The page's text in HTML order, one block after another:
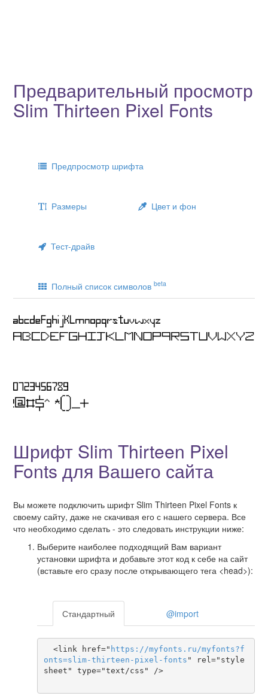
Предварительный просмотр
Slim Thirteen Pixel Fonts
Предпросмотр шрифта
Размеры Цвет и фон
Тест-драйв
Полный список символов beta
Шрифт Slim Thirteen Pixel
Fonts для Вашего сайта
Вы можете подключить шрифт Slim Thirteen Pixel Fonts к
своему сайту, даже не скачивая его с нашего сервера. Все
что необходимо сделать - это следовать инструкции ниже:
Выберите наиболее подходящий Вам вариант
установки шрифта и добавьте этот код к себе на сайт
(вставьте его сразу после открывающего тега <head>):
Стандартный @import
  <link href="
https ://myfonts . ru/myfonts?f
onts=slim-thirteen-pixel-fonts " rel="style
sheet" type="text/css" />